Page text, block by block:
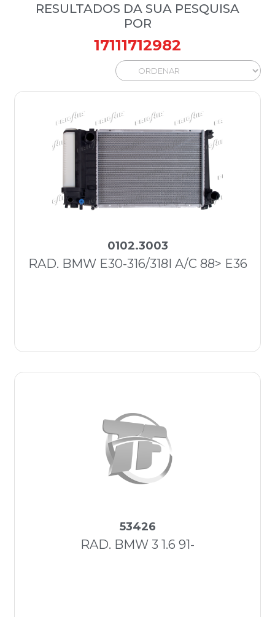
RESULTADOS DA SUA PESQUISA
POR
17111712982
0102.3003
RAD. BMW E30-316/318I A/C 88> E36
53426
RAD. BMW 3 1.6 91-